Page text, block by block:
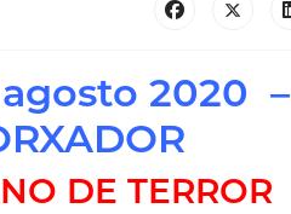
agosto 2020 –
DE TERROR